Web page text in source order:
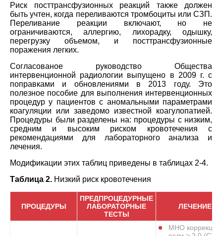
Риск посттрансфузионных реакций также должен
быть учтен, когда переливаются тромбоциты или СЗП.
Переливание реакции включают, но не
ограничиваются, аллергию, лихорадку, одышку,
перегрузку объемом, и посттрансфузионные
поражения легких.
Согласованое руководство Общества
интервенционной радиологии выпущено в 2009 г. с
поправками и обновлениями в 2013 году. Это
полезное пособие для выполнения интервенционных
процедур у пациентов с аномальными параметрами
коагуляции или заведомо известной коагулопатией.
Процедуры были разделены на: процедуры с низким,
средним и высоким риском кровотечения с
рекомендациями для лабораторного анализа и
лечения.
Модификации этих таблиц приведены в таблицах 2-4.
Таблица 2. Низкий риск кровотечения
ПРОЦЕДУРЫ
ПРЕДПРОЦЕДУРНЫЕ
ЛАБОРАТОРНЫЕ
ТЕСТЫ
ЛЕЧЕНИЕ
МНО коррекция